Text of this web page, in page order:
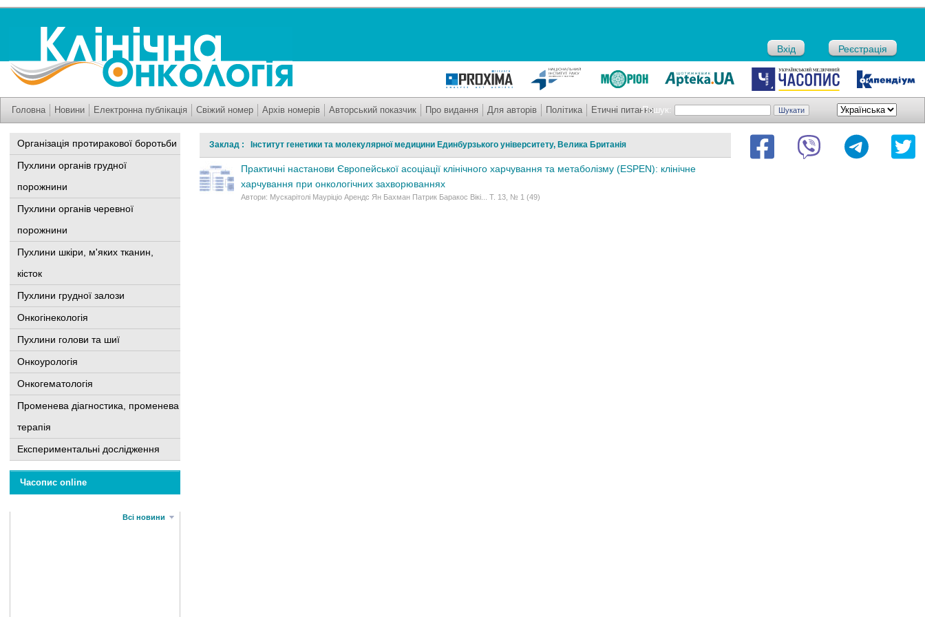
Вхід Реєстрація
Пошук:
Головна Новини Електронна публікація Свіжий номер Архів номерів Авторський показчик Про видання Для авторів Політика Етичні питання
Організація протиракової боротьби
Пухлини органів грудної
порожнини
Пухлини органів черевної
порожнини
Пухлини шкіри, м'яких тканин,
кісток
Пухлини грудної залози
Онкогінекологія
Пухлини голови та шиї
Онкоурологія
Онкогематологія
Променева діагностика, променева
терапія
Експериментальні дослідження
Часопис online
Всі новини
Заклад : Інститут генетики та молекулярної медицини Единбурзького університету, Велика Британія
Практичні настанови Європейської асоціації клінічного харчування та метаболізму (ESPEN): клінічне
харчування при онкологічних захворюваннях
Автори: Мускарітолі Мауріціо Арендс Ян Бахман Патрик Баракос Вікі... Т. 13, № 1 (49)